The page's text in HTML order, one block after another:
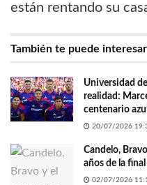
están rentando su
También te puede interesar
Universidad
realidad:
centenario azul
20/07/2026
Candelo,
años de la
02/07/2026